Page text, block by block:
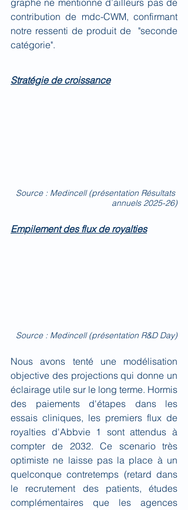
contribution de mdc-CWM, confirmant
notre ressenti de produit de  "seconde
catégorie".
Stratégie de croissance
Source : Medincell (présentation Résultats
annuels 2025-26)
Empilement des flux de royalties
Source : Medincell (présentation R&D Day)
Nous avons tenté une modélisation
objective des projections qui donne un
éclairage utile sur le long terme. Hormis
des paiements d'étapes dans les
essais cliniques, les premiers flux de
royalties d'Abbvie 1 sont attendus à
compter de 2032. Ce scenario très
optimiste ne laisse pas la place à un
quelconque contretemps (retard dans
le recrutement des patients, études
complémentaires que les agences